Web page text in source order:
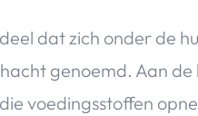
dat zich onder de
genoemd. Aan de
voedingsstoffen